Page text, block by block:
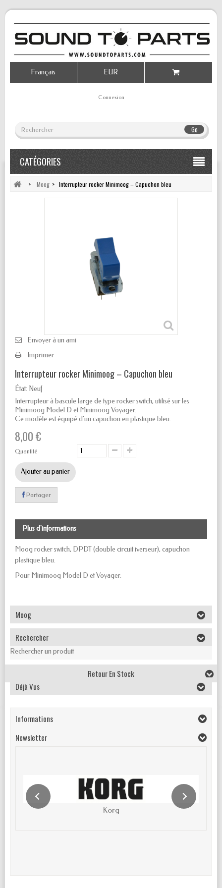
Go
Connexion
EUR
Français
CATÉGORIES
> Moog > Interrupteur rocker Minimoog – Capuchon bleu
Envoyer à un ami
Imprimer
Interrupteur rocker Minimoog – Capuchon bleu
État: Neuf
Interrupteur à bascule large de type rocker switch, utilisé sur les
Minimoog Model D et Minimoog Voyager.
Ce modèle est équipé d’un capuchon en plastique bleu.
8,00 €
Quantité
Ajouter au panier
Partager
Plus d'informations
Moog rocker switch, DPDT (double circuit iverseur), capuchon
plastique bleu.
Pour Minimoog Model D et Voyager.
Moog
Rechercher
Rechercher un produit
Retour En Stock
Déjà Vus
Informations
Newsletter
Korg